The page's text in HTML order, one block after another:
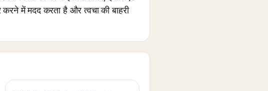
में मदद करता है और त्वचा की बाहरी